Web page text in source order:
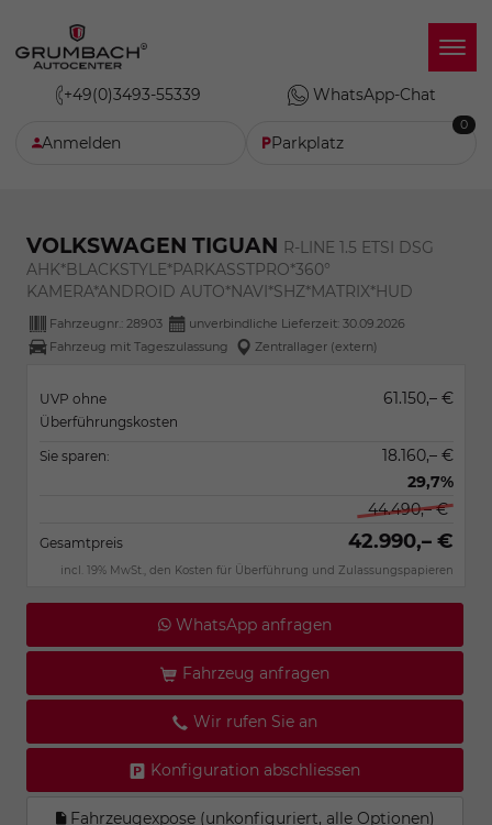
+49(0)3493-55339 WhatsApp-Chat
Anmelden Parkplatz
0
VOLKSWAGEN TIGUAN R-LINE 1.5 ETSI DSG
AHK*BLACKSTYLE*PARKASSTPRO*360°
KAMERA*ANDROID AUTO*NAVI*SHZ*MATRIX*HUD
Fahrzeugnr.: 28903 unverbindliche Lieferzeit: 30.09.2026
Fahrzeug mit Tageszulassung
Zentrallager (extern)
UVP ohne
Überführungskosten
61.150,– €
Sie sparen:
18.160,– €
29,7%
44.490,– €
Gesamtpreis 42.990,– €
incl. 19% MwSt., den Kosten für Überführung und Zulassungspapieren
WhatsApp anfragen
Fahrzeug anfragen
Wir rufen Sie an
Konfiguration abschliessen
Fahrzeugexpose (unkonfiguriert, alle Optionen)